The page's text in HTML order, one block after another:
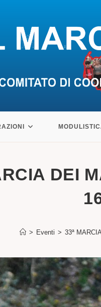
DEI
> Eventi > 33ª